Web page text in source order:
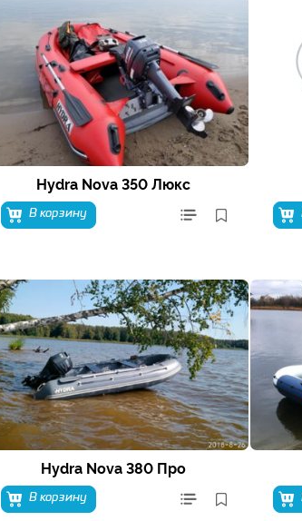
Hydra Nova 350 Люкс
В корзину
Hydra Nova 380 Про
В корзину